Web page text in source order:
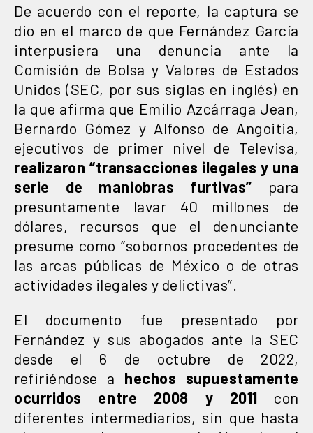
De acuerdo con el reporte, la captura se
dio en el marco de que Fernández García
interpusiera una denuncia ante la
Comisión de Bolsa y Valores de Estados
Unidos (SEC, por sus siglas en inglés) en
la que afirma que Emilio Azcárraga Jean,
Bernardo Gómez y Alfonso de Angoitia,
ejecutivos de primer nivel de Televisa,
realizaron “transacciones ilegales y una
serie de maniobras furtivas” para
presuntamente lavar 40 millones de
dólares, recursos que el denunciante
presume como “sobornos procedentes de
las arcas públicas de México o de otras
actividades ilegales y delictivas”.
El documento fue presentado por
Fernández y sus abogados ante la SEC
desde el 6 de octubre de 2022,
refiriéndose a hechos supuestamente
ocurridos entre 2008 y 2011 con
diferentes intermediarios, sin que hasta